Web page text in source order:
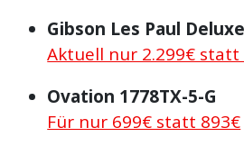
Gibson Les Paul
Aktuell nur 2.299€ statt
Ovation 1778TX-5-G
Für nur 699€ statt 893€